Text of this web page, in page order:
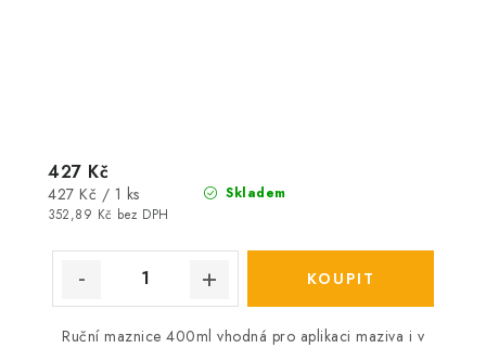
Skladem
352,89 Kč bez DPH
427 Kč
Měrná
cena:
427 Kč / 1 ks
Ruční maznice 400ml vhodná pro aplikaci maziva i v